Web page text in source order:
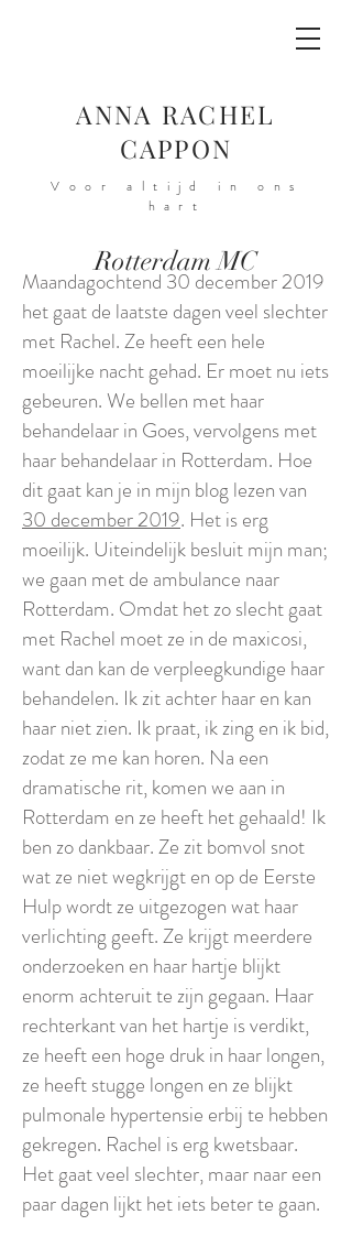
ANNA RACHEL
CAPPON
Voor altijd in ons
hart
Rotterdam MC
Maandagochtend 30 december 2019
het gaat de laatste dagen veel slechter
met Rachel. Ze heeft een hele
moeilijke nacht gehad. Er moet nu iets
gebeuren. We bellen met haar
behandelaar in Goes, vervolgens met
haar behandelaar in Rotterdam. Hoe
dit gaat kan je in mijn blog lezen van
30 december 2019. Het is erg
moeilijk. Uiteindelijk besluit mijn man;
we gaan met de ambulance naar
Rotterdam. Omdat het zo slecht gaat
met Rachel moet ze in de maxicosi,
want dan kan de verpleegkundige haar
behandelen. Ik zit achter haar en kan
haar niet zien. Ik praat, ik zing en ik bid,
zodat ze me kan horen. Na een
dramatische rit, komen we aan in
Rotterdam en ze heeft het gehaald! Ik
ben zo dankbaar. Ze zit bomvol snot
wat ze niet wegkrijgt en op de Eerste
Hulp wordt ze uitgezogen wat haar
verlichting geeft. Ze krijgt meerdere
onderzoeken en haar hartje blijkt
enorm achteruit te zijn gegaan. Haar
rechterkant van het hartje is verdikt,
ze heeft een hoge druk in haar longen,
ze heeft stugge longen en ze blijkt
pulmonale hypertensie erbij te hebben
gekregen. Rachel is erg kwetsbaar.
Het gaat veel slechter, maar naar een
paar dagen lijkt het iets beter te gaan.